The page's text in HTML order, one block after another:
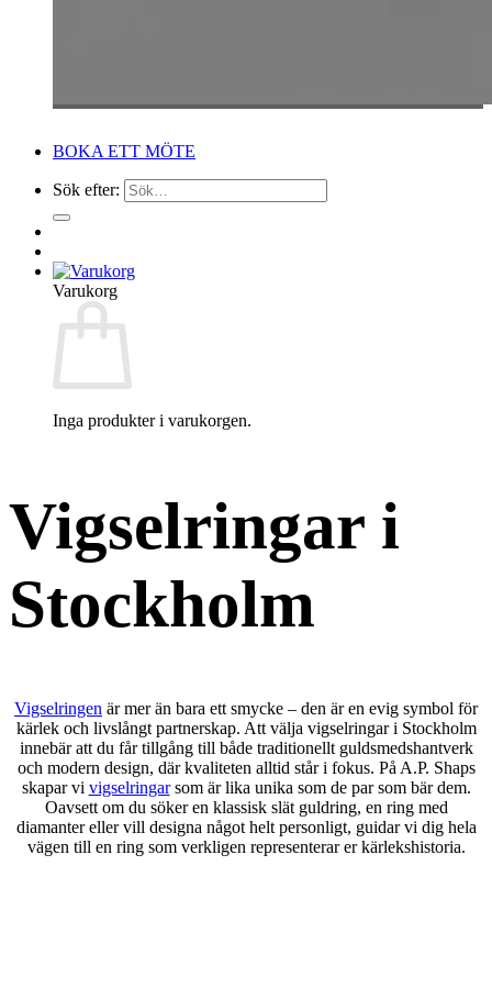
BOKA ETT MÖTE
Sök efter:
Varukorg
Inga produkter i varukorgen.
Vigselringar i
Stockholm
Vigselringen är mer än bara ett smycke – den är en evig symbol för
kärlek och livslångt partnerskap. Att välja vigselringar i Stockholm
innebär att du får tillgång till både traditionellt guldsmedshantverk
och modern design, där kvaliteten alltid står i fokus. På A.P. Shaps
skapar vi vigselringarsom är lika unika som de par som bär dem.
Oavsett om du söker en klassisk slät guldring, en ring med
diamanter eller vill designa något helt personligt, guidar vi dig hela
vägen till en ring som verkligen representerar er kärlekshistoria.